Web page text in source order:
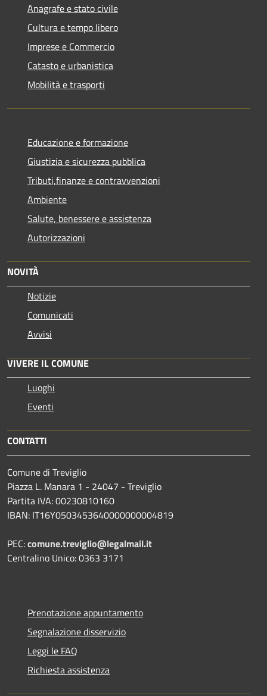
Anagrafe e stato civile
Cultura e tempo libero
Imprese e Commercio
Catasto e urbanistica
Mobilità e trasporti
Educazione e formazione
Giustizia e sicurezza pubblica
Tributi,finanze e contravvenzioni
Ambiente
Salute, benessere e assistenza
Autorizzazioni
NOVITÀ
Notizie
Comunicati
Avvisi
VIVERE IL COMUNE
Luoghi
Eventi
CONTATTI
Comune di Treviglio
Piazza L. Manara 1 - 24047 - Treviglio
Partita IVA: 00230810160
IBAN: IT16Y0503453640000000004819
PEC:comune.treviglio@legalmail.it
Centralino Unico: 0363 3171
Prenotazione appuntamento
Segnalazione disservizio
Leggi le FAQ
Richiesta assistenza